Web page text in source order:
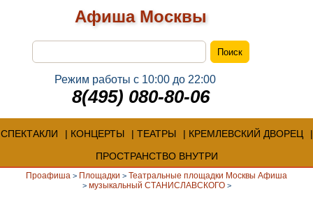
Афиша Москвы
Режим работы с 10:00 до 22:00
8(495) 080-80-06
СПЕКТАКЛИ КОНЦЕРТЫ ТЕАТРЫ
КРЕМЛЕВСКИЙ ДВОРЕЦ
ПРОСТРАНСТВО ВНУТРИ
Проафиша > Площадки > Театральные площадки Москвы Афиша
> музыкальный СТАНИСЛАВСКОГО>